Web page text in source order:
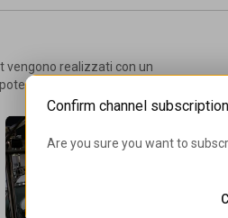
chiaro e definito
Confirm channel subscription
Are you sure you want to